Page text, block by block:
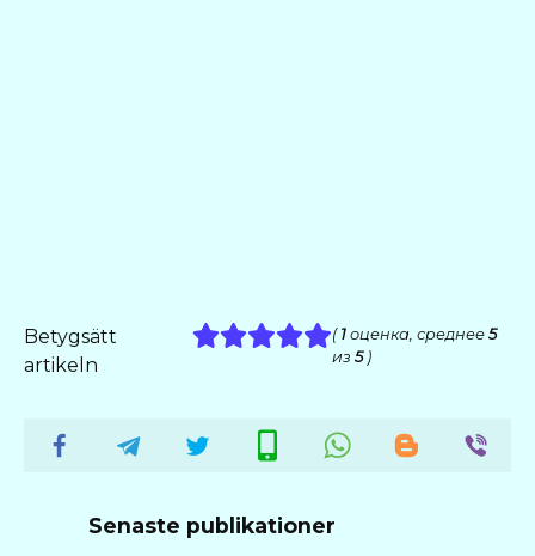
Betygsätt
artikeln
( 1оценка, среднее 5
из 5)
Senaste publikationer